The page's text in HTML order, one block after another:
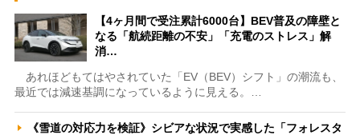
【4ヶ月間で受注累計6000台】BEV普及の障壁と
なる「航続距離の不安」「充電のストレス」解
消…
あれほどもてはやされていた「EV（BEV）シフト」の潮流も、
最近では減速基調になっているように見える。…
《雪道の対応力を検証》シビアな状況で実感した「フォレスタ